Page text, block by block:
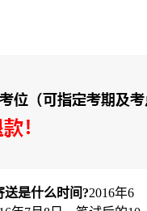
送是什么时间?2016年6